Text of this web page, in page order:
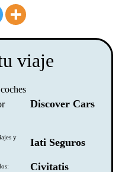
viaje
Discover Cars
y
Iati Seguros
Civitatis